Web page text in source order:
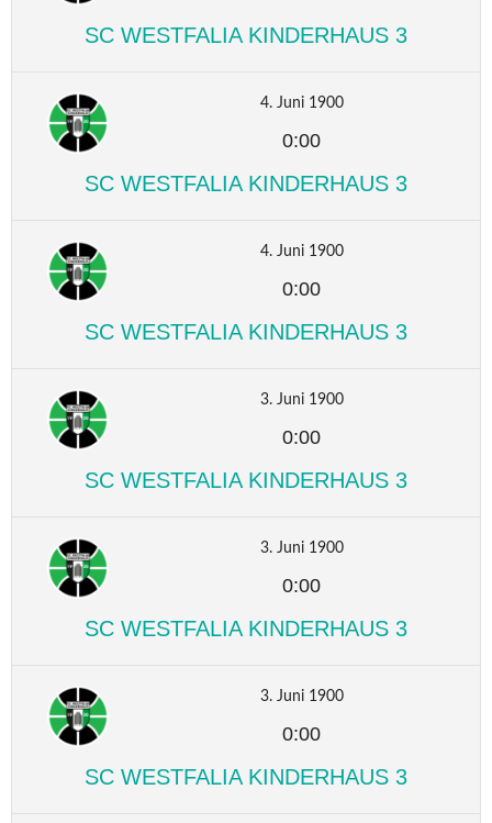
SC WESTFALIA KINDERHAUS 3
4. Juni 1900
0:00
SC WESTFALIA KINDERHAUS 3
4. Juni 1900
0:00
SC WESTFALIA KINDERHAUS 3
3. Juni 1900
0:00
SC WESTFALIA KINDERHAUS 3
3. Juni 1900
0:00
SC WESTFALIA KINDERHAUS 3
3. Juni 1900
0:00
SC WESTFALIA KINDERHAUS 3